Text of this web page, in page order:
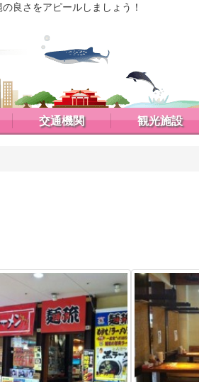
良さをアピールしましょう！
交通機関 観光施設